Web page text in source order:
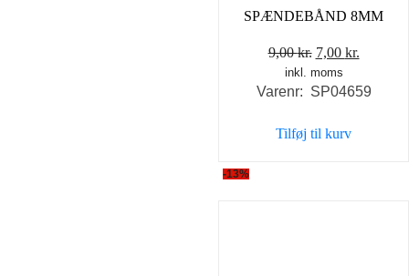
SPÆNDEBÅND 8MM
9,00kr. Den
oprindelige
pris
9,00 kr..
7,00 kr.
pris
inkl. moms
Varenr: SP04659
Tilføj til kurv
-13%